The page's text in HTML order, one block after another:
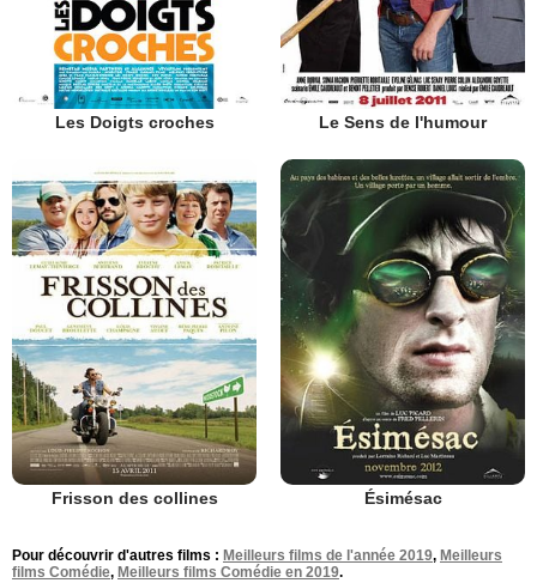
Les Doigts croches Le Sens de l'humour
Frisson des collines Ésimésac
Pour découvrir d'autres films : Meilleurs films de l'année 2019, Meilleurs
films Comédie, Meilleurs films Comédie en 2019.